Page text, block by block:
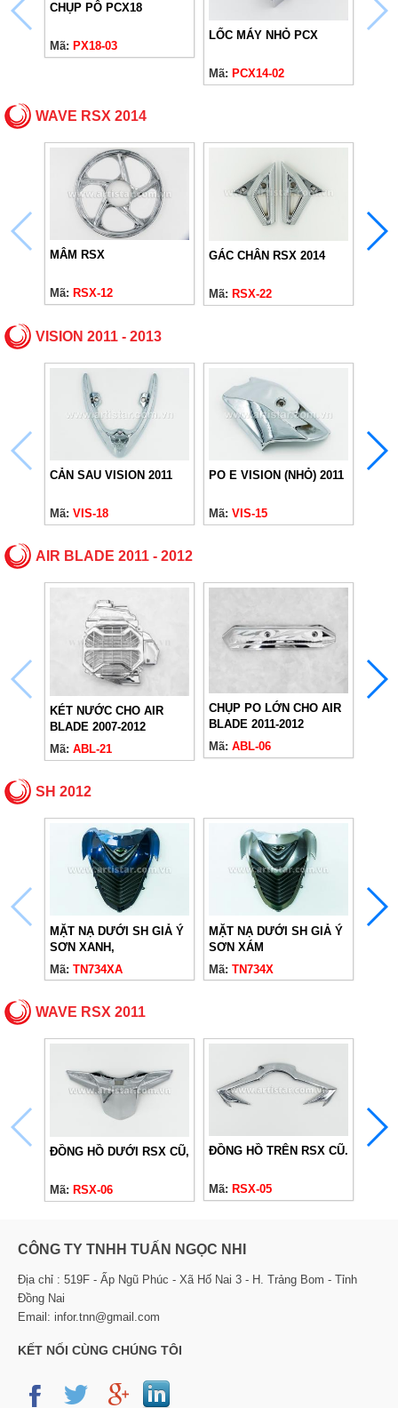
CHỤP PÔ PCX18
Mã: PX18-03
LỐC MÁY NHỎ PCX
Mã: PCX14-02
WAVE RSX 2014
MÂM RSX
Mã: RSX-12
GÁC CHÂN RSX 2014
Mã: RSX-22
VIỀN
VISION 2011 - 2013
CẢN SAU VISION 2011
Mã: VIS-18
PO E VISION (NHỎ) 2011
Mã: VIS-15
AIR BLADE 2011 - 2012
KÉT NƯỚC CHO AIR
BLADE 2007-2012
Mã: ABL-21
CHỤP PO LỚN CHO AIR
BLADE 2011-2012
Mã: ABL-06
MẶT
SH 2012
MẶT NẠ DƯỚI SH GIẢ Ý
SƠN XANH,
Mã: TN734XA
MẶT NẠ DƯỚI SH GIẢ Ý
SƠN XÁM
Mã: TN734X
MẶT
WAVE RSX 2011
ĐỒNG HỒ DƯỚI RSX CŨ,
Mã: RSX-06
ĐỒNG HỒ TRÊN RSX CŨ.
Mã: RSX-05
CÔNG TY TNHH TUẤN NGỌC NHI
Địa chỉ : 519F - Ấp Ngũ Phúc - Xã Hố Nai 3 - H. Trảng Bom - Tỉnh
Đồng Nai
Email: infor.tnn@gmail.com
KẾT NỐI CÙNG CHÚNG TÔI